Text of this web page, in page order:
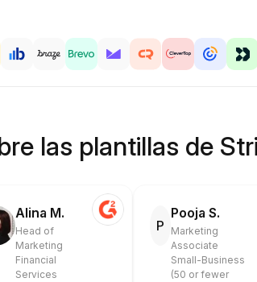
las plantillas de
Alina M.
Head of
Marketing
Financial
Services
P
Pooja S.
Marketing
Associate
Small-Business
(50 or fewer